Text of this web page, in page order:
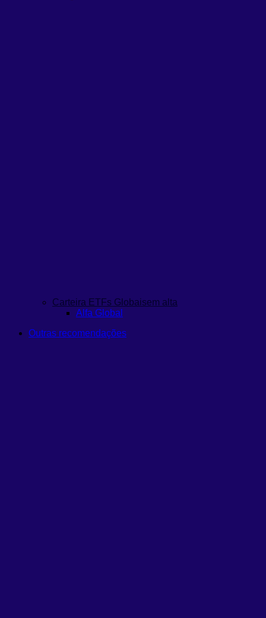
Carteira ETFs Globaisem alta
Alfa Global
Outras recomendações